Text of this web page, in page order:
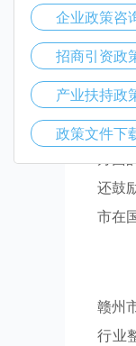
业升
赣州
支持
方面
还鼓
市在
赣州
行业
企业政策咨
招商引资政
产业扶持政
政策文件下